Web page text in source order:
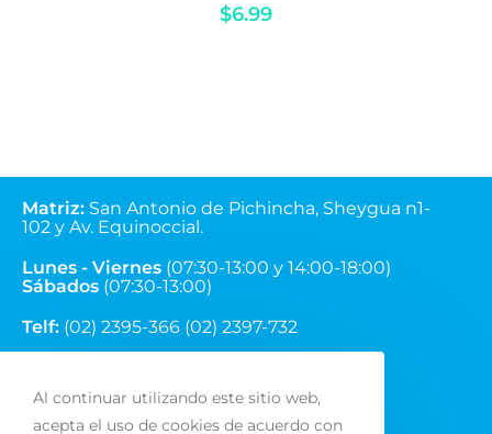
$6.99
Matriz: San Antonio de Pichincha, Sheygua n1-
102 y Av. Equinoccial.
Lunes - Viernes (07:30-13:00 y 14:00-18:00)
Sábados (07:30-13:00)
Telf: (02) 2395-366 (02) 2397-732
Al continuar utilizando este sitio web,
acepta el uso de cookies de acuerdo con